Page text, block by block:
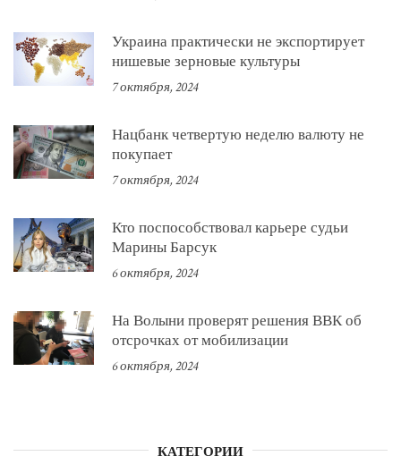
Украина практически не экспортирует
нишевые зерновые культуры
7 октября, 2024
Нацбанк четвертую неделю валюту не
покупает
7 октября, 2024
Кто поспособствовал карьере судьи
Марины Барсук
6 октября, 2024
На Волыни проверят решения ВВК об
отсрочках от мобилизации
6 октября, 2024
КАТЕГОРИИ